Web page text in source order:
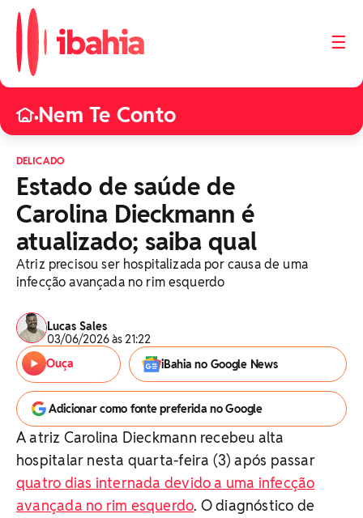
☰
•Nem Te Conto
DELICADO
Estado de saúde de
Carolina Dieckmann é
atualizado; saiba qual
Atriz precisou ser hospitalizada por causa de uma
infecção avançada no rim esquerdo
Lucas Sales
03/06/2026 às 21:22
Ouça
iBahia no Google News
Adicionar como fonte preferida no Google
A atriz Carolina Dieckmann recebeu alta
hospitalar nesta quarta-feira (3) após passar
quatro dias internada devido a uma infecção
avançada no rim esquerdo. O diagnóstico de